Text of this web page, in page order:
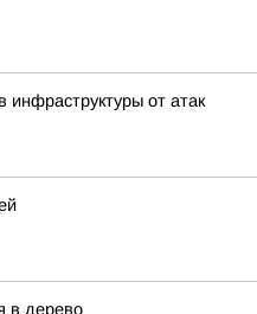
от атак
в дерево